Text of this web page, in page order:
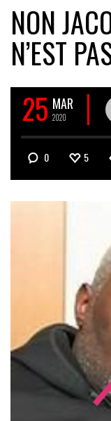
NON
N’EST
25 MAR
2020
0 5